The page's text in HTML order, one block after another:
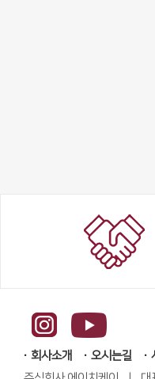
회사소개 오시는길